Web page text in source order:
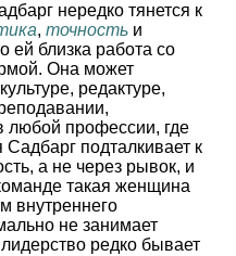
нередко тянется к
, точность и
ей близка работа со
Она может
редактуре,
любой профессии, где
Садбарг подталкивает к
а не через рывок, и
такая женщина
внутреннего
не занимает
редко бывает